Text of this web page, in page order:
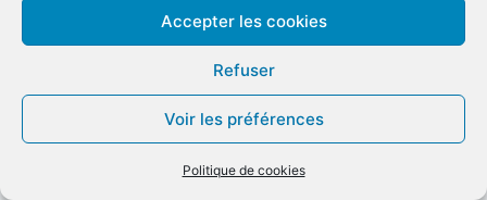
Accepter les cookies
Refuser
Voir les préférences
Politique de cookies